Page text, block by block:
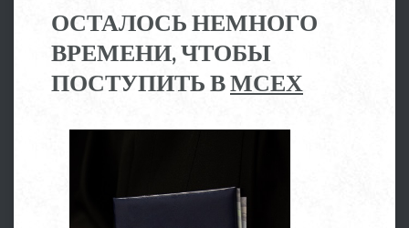
ОСТАЛОСЬ НЕМНОГО
ВРЕМЕНИ, ЧТОБЫ
ПОСТУПИТЬ ВМСЕХ